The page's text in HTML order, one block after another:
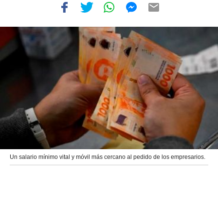
Un salario mínimo vital y móvil más cercano al pedido de los empresarios.